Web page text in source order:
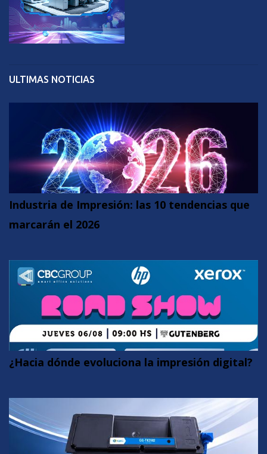
ULTIMAS NOTICIAS
Industria de Impresión: las 10 tendencias que
marcarán el 2026
¿Hacia dónde evoluciona la impresión digital?